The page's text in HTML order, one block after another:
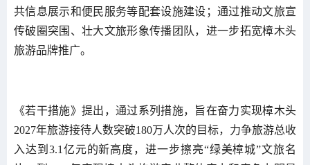
共信息展示和便民服务等配套设施建设；通过推动文旅宣
传破圈突围、壮大文旅形象传播团队，进一步拓宽樟木头
旅游品牌推广。
《若干措施》提出，通过系列措施，旨在奋力实现樟木头
2027年旅游接待人数突破180万人次的目标，力争旅游总收
入达到3.1亿元的新高度，进一步擦亮“绿美樟城”文旅名